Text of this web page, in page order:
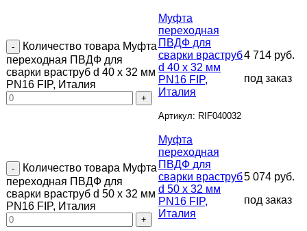
Количество товара Муфта
переходная ПВДФ для
сварки враструб d 40 х 32 мм
PN16 FIP, Италия
Муфта
переходная
ПВДФ для
сварки враструб
d 40 х 32 мм
PN16 FIP,
Италия
Артикул: RIF040032
4 714 руб.
под заказ
Количество товара Муфта
переходная ПВДФ для
сварки враструб d 50 х 32 мм
PN16 FIP, Италия
Муфта
переходная
ПВДФ для
сварки враструб
d 50 х 32 мм
PN16 FIP,
Италия
5 074 руб.
под заказ